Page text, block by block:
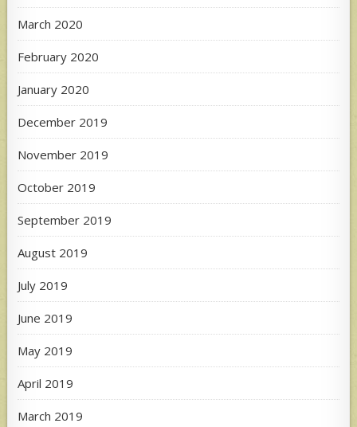
March 2020
February 2020
January 2020
December 2019
November 2019
October 2019
September 2019
August 2019
July 2019
June 2019
May 2019
April 2019
March 2019